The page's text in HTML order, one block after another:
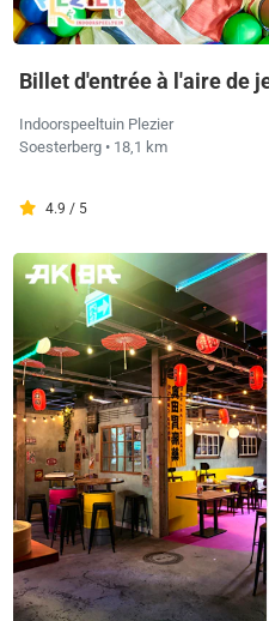
Billet d'entrée à l'aire de
Indoorspeeltuin Plezier
Soesterberg • 18,1 km
4.9 / 5